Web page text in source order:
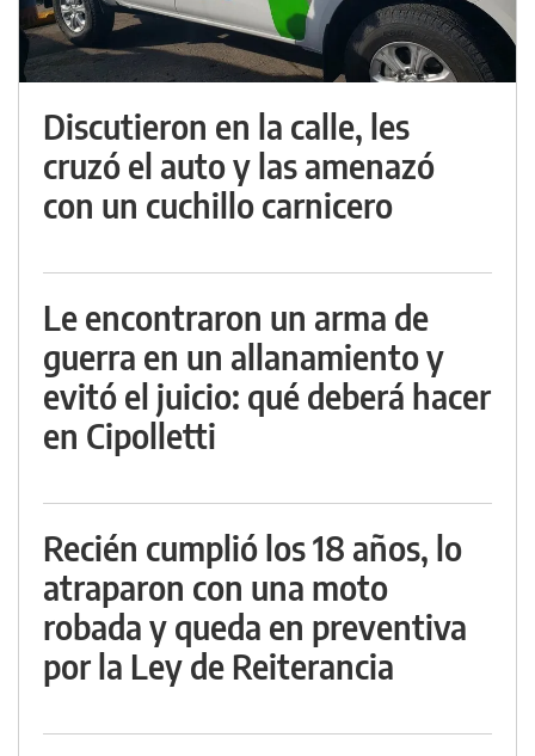
Discutieron en la calle, les
cruzó el auto y las amenazó
con un cuchillo carnicero
Le encontraron un arma de
guerra en un allanamiento y
evitó el juicio: qué deberá hacer
en Cipolletti
Recién cumplió los 18 años, lo
atraparon con una moto
robada y queda en preventiva
por la Ley de Reiterancia